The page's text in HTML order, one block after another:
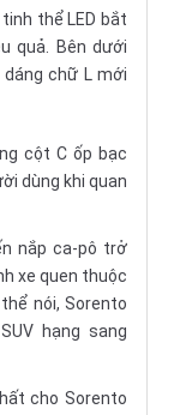
thể LED bắt
quả. Bên dưới
dáng chữ L mới
cột C ốp bạc
dùng khi quan
nắp ca-pô trở
xe quen thuộc
nói, Sorento
hạng sang
cho Sorento